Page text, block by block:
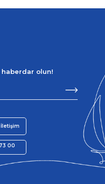
haberdar olun!
00